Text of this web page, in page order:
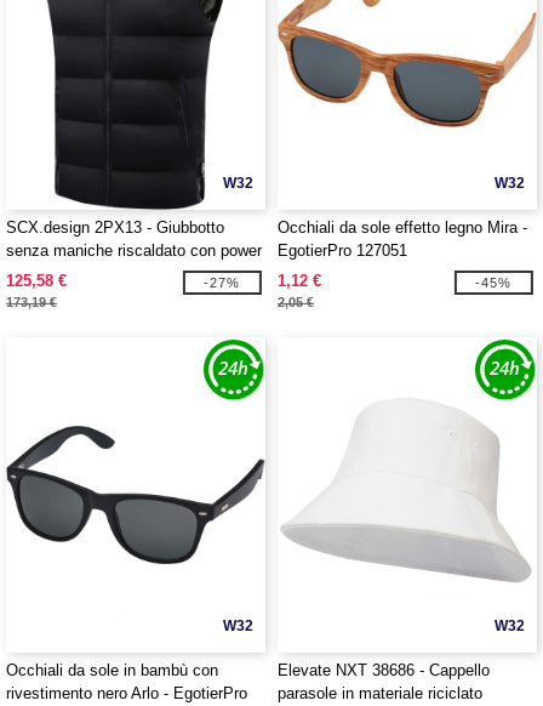
W32
SCX.design 2PX13 - Giubbotto
senza maniche riscaldato con power
bank SCX.design G01
125,58 €
173,19 €
-27%
W32
Occhiali da sole effetto legno Mira -
EgotierPro 127051
1,12 €
2,05 €
-45%
W32
Occhiali da sole in bambù con
rivestimento nero Arlo - EgotierPro
W32
Elevate NXT 38686 - Cappello
parasole in materiale riciclato